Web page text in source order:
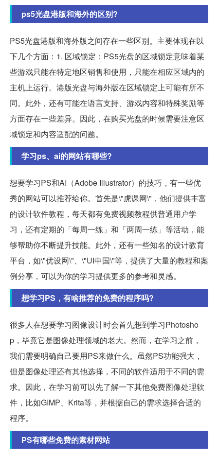
ps5光盘港版和海外的区别?
PS5光盘港版和海外版之间存在一些区别。主要体现在以
下几个方面：1. 区域锁定：PS5光盘的区域锁定意味着某
些游戏只能在特定地区销售和使用，只能在相应区域内的
主机上运行。港版光盘与海外版在区域锁定上可能有所不
同。此外，还有可能在语言支持、游戏内容和特殊奖励等
方面存在一些差异。因此，在购买光盘的时候需要注意区
域锁定和内容适配的问题。
学习ps、ai的网站有哪些?
想要学习PS和AI（Adobe Illustrator）的技巧，有一些优
秀的网站可以推荐给你。首先是\"虎课网\"，他们提供丰富
的设计软件教程，每天都有免费视频教程供普通用户学
习，还有定期的「每周一练」和「两周一练」等活动，能
够帮助你不断提升技能。此外，还有一些知名的设计教育
平台，如\"优设网\"、\"UI中国\"等，提供了大量的教程和案
例分享，可以为你的学习提供更多的参考和灵感。
想学习PS，有啥推荐的免费的程序吗?
很多人在想要学习图像设计时会首先想到学习Photosho
p，毕竟它是图像处理领域的老大。然而，在学习之前，
我们需要明确自己要用PS来做什么。虽然PS功能强大，
但是图像处理还有其他选择，不同的软件适用于不同的需
求。因此，在学习前可以先了解一下其他免费图像处理软
件，比如GIMP、Krita等，并根据自己的需求选择合适的
程序。
PS有哪些免费的素材网站